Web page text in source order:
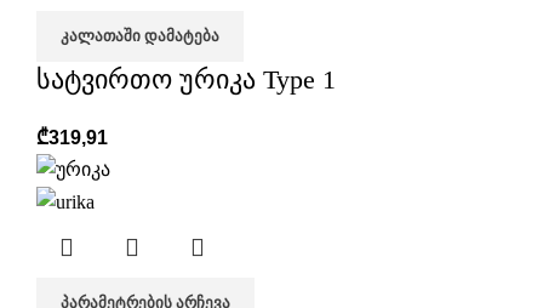
ᲙᲐᲚᲐᲗᲐᲨᲘ ᲓᲐᲛᲐᲢᲔᲑᲐ
სატვირთო ურიკა Type 1
₾319,91
ᲞᲐᲠᲐᲛᲔᲢᲠᲔᲑᲘᲡ ᲐᲠᲩᲔᲕᲐ